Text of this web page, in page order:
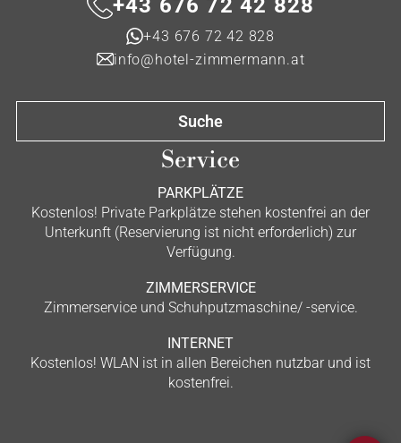
+43 676 72 42 828
+43 676 72 42 828
info@hotel-zimmermann.at
Suche
Service
PARKPLÄTZE
Kostenlos! Private Parkplätze stehen kostenfrei an der
Unterkunft (Reservierung ist nicht erforderlich) zur
Verfügung.
ZIMMERSERVICE
Zimmerservice und Schuhputzmaschine/ -service.
INTERNET
Kostenlos! WLAN ist in allen Bereichen nutzbar und ist
kostenfrei.